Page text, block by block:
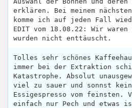
erklären. Bei meinem
komme ich auf jeden Fall
EDIT vom 18.08.22: Wir
wurden nicht enttäuscht.
Tolles sehr schönes
immer bei der Extraktion
Katastrophe. Absolut
viel zu sauer und sonnst kein
Essigespresso vom
einfach nur Pech und etwas